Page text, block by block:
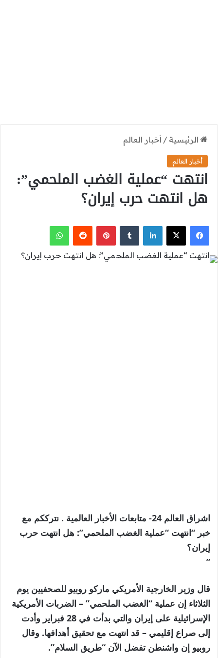
الرئيسية / أخبار العالم
أخبار العالم
انتهت “عملية الغضب الملحمي”:
هل انتهت حرب إيران؟
فيسبوك
‫X لينكدإن بينتيريست واتساب
اشراق العالم 24- متابعات الأخبار العالمية . نترككم مع
خبر “انتهت “عملية الغضب الملحمي”: هل انتهت حرب
إيران؟
”
قال وزير الخارجية الأمريكي ماركو روبيو للصحفيين يوم
الثلاثاء إن عملية “الغضب الملحمي” – الضربات الأمريكية
الإسرائيلية على إيران والتي بدأت في 28 فبراير وأدت
إلى صراع إقليمي – قد انتهت مع تحقيق أهدافها. وقال
روبيو إن واشنطن تفضل الآن “طريق السلام”.